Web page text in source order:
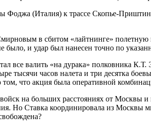
Фоджа (Италия) к трассе Скопье-
в сбитом «лайтнинге» полетную
и удар был нанесен точно по
все валить «на дурака» полковника
тысячи часов налета и три десятка
что акция была оперативной
на больших расстояниях от Москвы
Но Ставка координировала из